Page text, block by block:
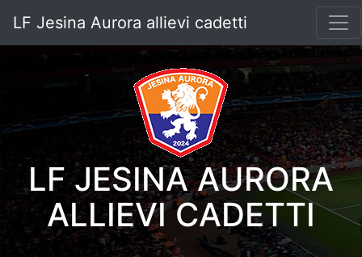
LF Jesina Aurora allievi cadetti
LF JESINA AURORA
ALLIEVI CADETTI